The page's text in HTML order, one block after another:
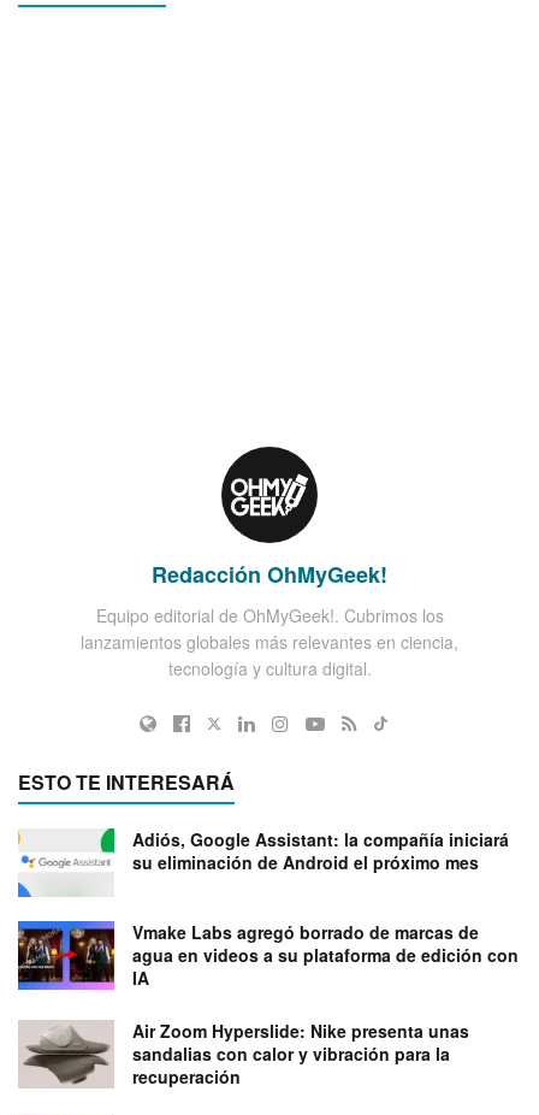
Redacción OhMyGeek!
Equipo editorial de OhMyGeek!. Cubrimos los
lanzamientos globales más relevantes en ciencia,
tecnología y cultura digital.
ESTO TE INTERESARÁ
Adiós, Google Assistant: la compañía iniciará
su eliminación de Android el próximo mes
Vmake Labs agregó borrado de marcas de
agua en videos a su plataforma de edición con
IA
Air Zoom Hyperslide: Nike presenta unas
sandalias con calor y vibración para la
recuperación